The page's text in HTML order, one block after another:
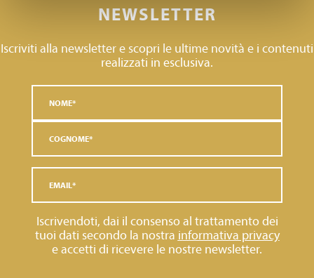
NEWSLETTER
Iscriviti alla newsletter e scopri le ultime novità e i contenuti
realizzati in esclusiva.
Iscrivendoti, dai il consenso al trattamento dei
tuoi dati secondo la nostra informativa privacy
e accetti di ricevere le nostre newsletter.